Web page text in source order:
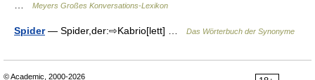
Meyers Großes Konversations-Lexikon
Spider— Spider,der:⇨Kabrio[lett] … Das Wörterbuch der Synonyme
© Academic, 2000-2026